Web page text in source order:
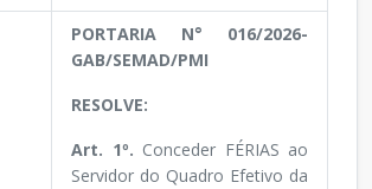
PORTARIA N° 016/2026-
GAB/SEMAD/PMI
RESOLVE:
Art. 1º. Conceder FÉRIAS ao
Servidor do Quadro Efetivo da